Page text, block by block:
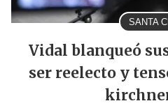
SANTA
Vidal blanqueó
ser reelecto y